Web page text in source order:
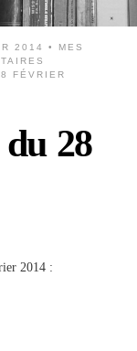
2014 •
MES
FÉVRIER
28
2014 :